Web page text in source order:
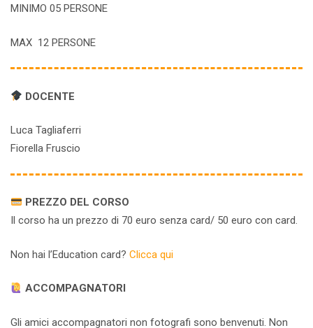
MINIMO 05 PERSONE
MAX 12 PERSONE
DOCENTE
Luca Tagliaferri
Fiorella Fruscio
PREZZO DEL CORSO
Il corso ha un prezzo di 70 euro senza card/ 50 euro con card.
Non hai l’Education card? Clicca qui
ACCOMPAGNATORI
Gli amici accompagnatori non fotografi sono benvenuti. Non